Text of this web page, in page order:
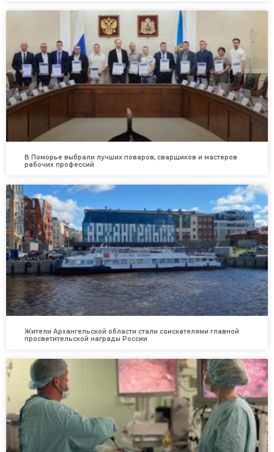
В Поморье выбрали лучших поваров, сварщиков и мастеров
рабочих профессий
Жители Архангельской области стали соискателями главной
просветительской награды России